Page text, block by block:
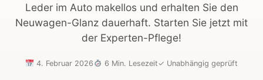
Leder im Auto makellos und erhalten Sie den
Neuwagen-Glanz dauerhaft. Starten Sie jetzt mit
der Experten-Pflege!
4. Februar 2026 6 Min. Lesezeit✓ Unabhängig geprüft